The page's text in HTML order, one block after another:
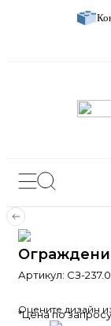
Артикул: СЗ-
Оцените дизайн
*Цена по запросу